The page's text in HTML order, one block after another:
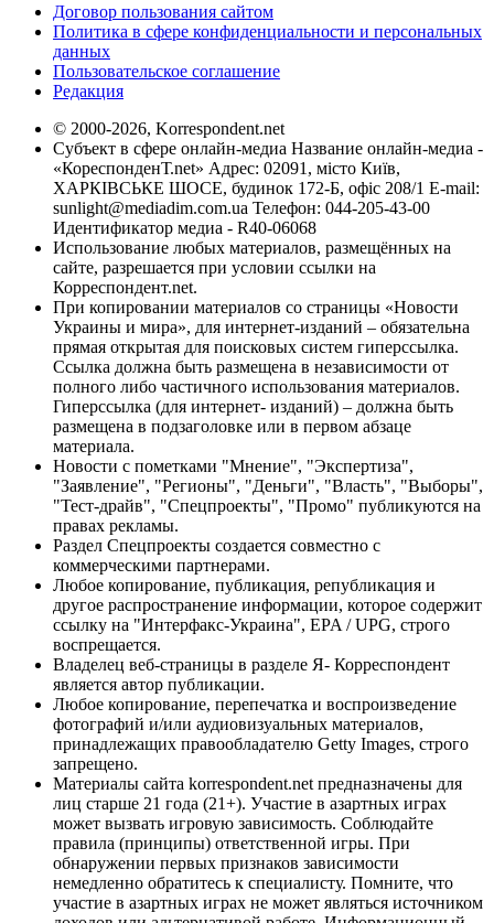
Договор пользования сайтом
Политика в сфере конфиденциальности и персональных
данных
Пользовательское соглашение
Редакция
© 2000-2026, Korrespondent.net
Субъект в сфере онлайн-медиа Название онлайн-медиа -
«КореспонденТ.net» Адрес: 02091, місто Київ,
ХАРКІВСЬКЕ ШОСЕ, будинок 172-Б, офіс 208/1 E-mail:
sunlight@mediadim.com.ua Телефон: 044-205-43-00
Идентификатор медиа - R40-06068
Использование любых материалов, размещённых на
сайте, разрешается при условии ссылки на
Корреспондент.net.
При копировании материалов со страницы «Новости
Украины и мира», для интернет-изданий – обязательна
прямая открытая для поисковых систем гиперссылка.
Ссылка должна быть размещена в независимости от
полного либо частичного использования материалов.
Гиперссылка (для интернет- изданий) – должна быть
размещена в подзаголовке или в первом абзаце
материала.
Новости с пометками "Мнение", "Экспертиза",
"Заявление", "Регионы", "Деньги", "Власть", "Выборы",
"Тест-драйв", "Спецпроекты", "Промо" публикуются на
правах рекламы.
Раздел Спецпроекты создается совместно с
коммерческими партнерами.
Любое копирование, публикация, републикация и
другое распространение информации, которое содержит
ссылку на "Интерфакс-Украина", EPA / UPG, строго
воспрещается.
Владелец веб-страницы в разделе Я- Корреспондент
является автор публикации.
Любое копирование, перепечатка и воспроизведение
фотографий и/или аудиовизуальных материалов,
принадлежащих правообладателю Getty Images, строго
запрещено.
Материалы сайта korrespondent.net предназначены для
лиц старше 21 года (21+). Участие в азартных играх
может вызвать игровую зависимость. Соблюдайте
правила (принципы) ответственной игры. При
обнаружении первых признаков зависимости
немедленно обратитесь к специалисту. Помните, что
участие в азартных играх не может являться источником